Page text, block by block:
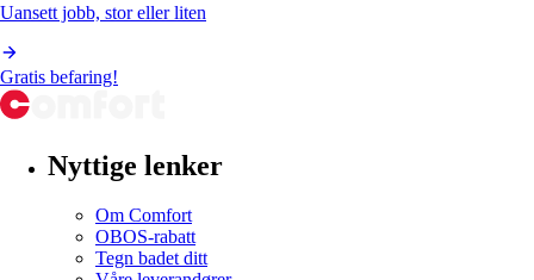
Uansett jobb, stor eller liten
Gratis befaring!
Nyttige lenker
Om Comfort
OBOS-rabatt
Tegn badet ditt